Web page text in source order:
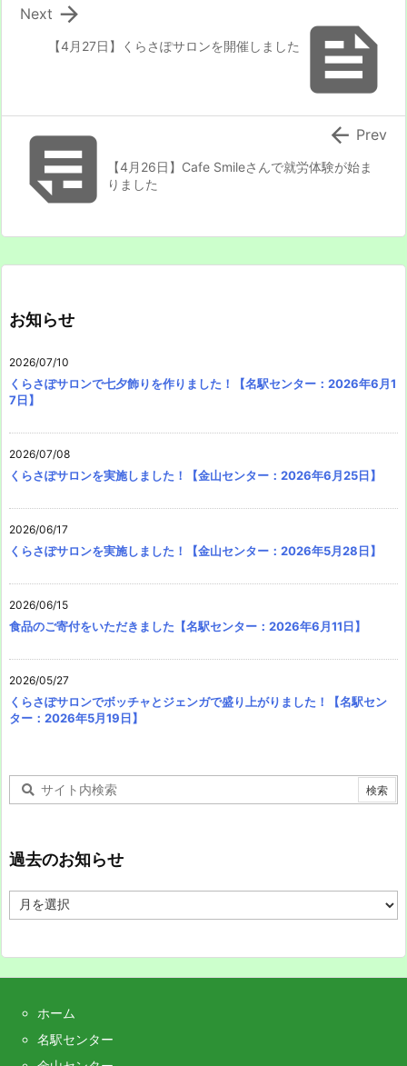

【4月27日】くらさぽサロンを開催しました

Next

【4月26日】Cafe Smileさんで就労体験が始ま
りました
 Prev
お知らせ
2026/07/10
くらさぽサロンで七夕飾りを作りました！【名駅センター：2026年6月1
7日】
2026/07/08
くらさぽサロンを実施しました！【金山センター：2026年6月25日】
2026/06/17
くらさぽサロンを実施しました！【金山センター：2026年5月28日】
2026/06/15
食品のご寄付をいただきました【名駅センター：2026年6月11日】
2026/05/27
くらさぽサロンでボッチャとジェンガで盛り上がりました！【名駅セン
ター：2026年5月19日】
過去のお知らせ
去
ホーム
名駅センター